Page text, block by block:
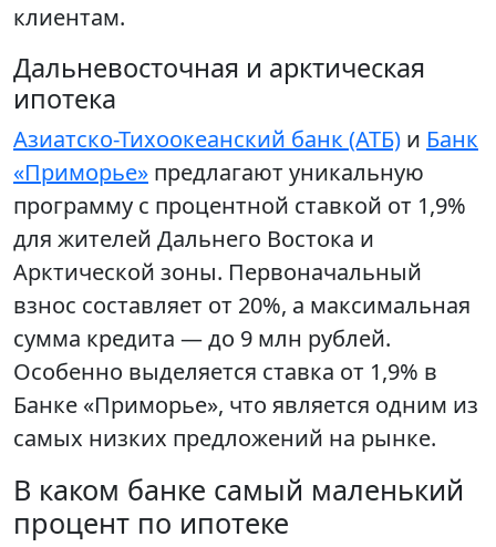
клиентам.
Дальневосточная и арктическая
ипотека
Азиатско-Тихоокеанский банк (АТБ) и Банк
«Приморье» предлагают уникальную
программу с процентной ставкой от 1,9%
для жителей Дальнего Востока и
Арктической зоны. Первоначальный
взнос составляет от 20%, а максимальная
сумма кредита — до 9 млн рублей.
Особенно выделяется ставка от 1,9% в
Банке «Приморье», что является одним из
самых низких предложений на рынке.
В каком банке самый маленький
процент по ипотеке